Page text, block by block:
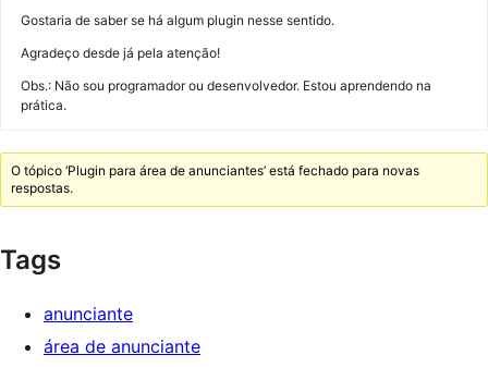
Gostaria de saber se há algum plugin nesse sentido.
Agradeço desde já pela atenção!
Obs.: Não sou programador ou desenvolvedor. Estou aprendendo na
prática.
O tópico ‘Plugin para área de anunciantes’ está fechado para novas
respostas.
Tags
anunciante
área de anunciante